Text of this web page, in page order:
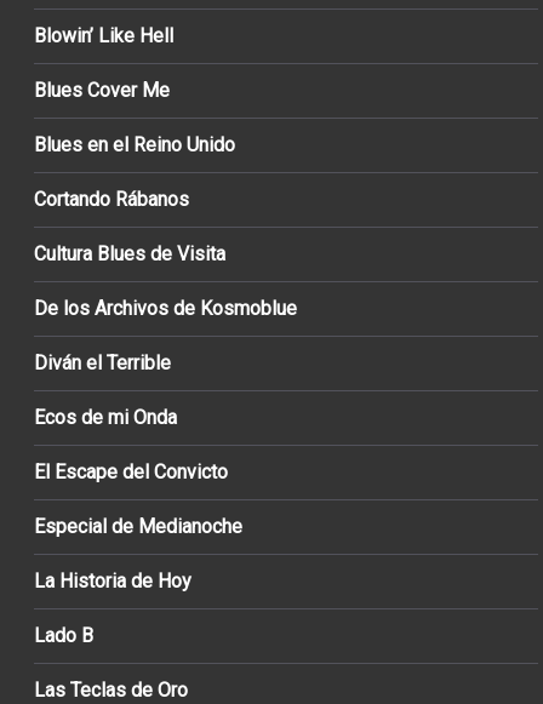
Blowin’ Like Hell
Blues Cover Me
Blues en el Reino Unido
Cortando Rábanos
Cultura Blues de Visita
De los Archivos de Kosmoblue
Diván el Terrible
Ecos de mi Onda
El Escape del Convicto
Especial de Medianoche
La Historia de Hoy
Lado B
Las Teclas de Oro